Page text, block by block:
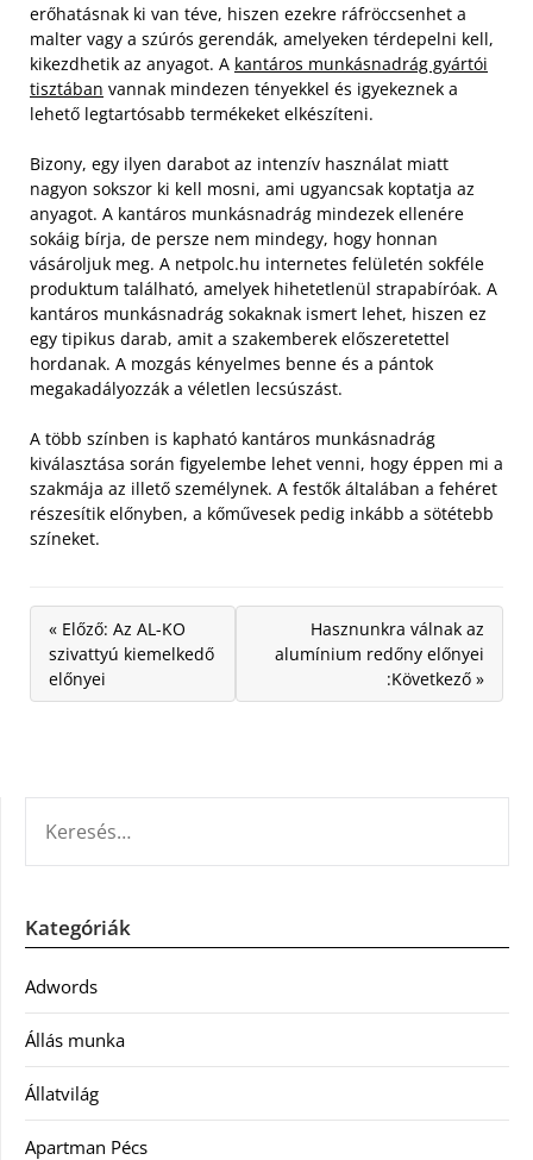
erőhatásnak ki van téve, hiszen ezekre ráfröccsenhet a
malter vagy a szúrós gerendák, amelyeken térdepelni kell,
kikezdhetik az anyagot. A kantáros munkásnadrág gyártói
tisztában vannak mindezen tényekkel és igyekeznek a
lehető legtartósabb termékeket elkészíteni.
Bizony, egy ilyen darabot az intenzív használat miatt
nagyon sokszor ki kell mosni, ami ugyancsak koptatja az
anyagot. A kantáros munkásnadrág mindezek ellenére
sokáig bírja, de persze nem mindegy, hogy honnan
vásároljuk meg. A netpolc.hu internetes felületén sokféle
produktum található, amelyek hihetetlenül strapabíróak. A
kantáros munkásnadrág sokaknak ismert lehet, hiszen ez
egy tipikus darab, amit a szakemberek előszeretettel
hordanak. A mozgás kényelmes benne és a pántok
megakadályozzák a véletlen lecsúszást.
A több színben is kapható kantáros munkásnadrág
kiválasztása során figyelembe lehet venni, hogy éppen mi a
szakmája az illető személynek. A festők általában a fehéret
részesítik előnyben, a kőművesek pedig inkább a sötétebb
színeket.
« Előző: Az AL-KO
szivattyú kiemelkedő
előnyei
Hasznunkra válnak az
alumínium redőny előnyei
:Következő »
Kategóriák
Adwords
Állás munka
Állatvilág
Apartman Pécs